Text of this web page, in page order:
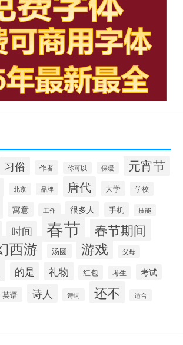
习俗 作者 你可以 保暖 元宵节
北京 品牌 唐代 大学 学校
寓意 工作 很多人 手机 技能
时间 春节 春节期间
西游 汤圆 游戏 父母
的是 礼物 红包 考生 考试
英语 诗人 诗词 还不 适合